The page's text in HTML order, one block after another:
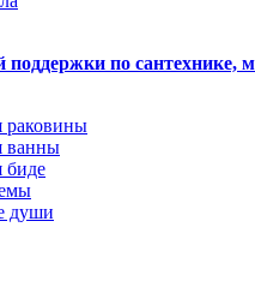
по сантехнике,
раковины
ванны
биде
души